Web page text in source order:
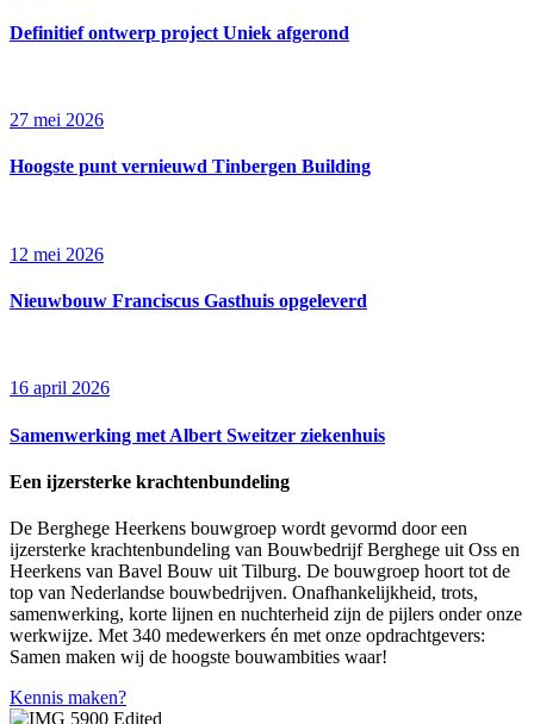
Definitief ontwerp project Uniek afgerond
27 mei 2026
Hoogste punt vernieuwd Tinbergen Building
12 mei 2026
Nieuwbouw Franciscus Gasthuis opgeleverd
16 april 2026
Samenwerking met Albert Sweitzer ziekenhuis
Een ijzersterke krachtenbundeling
De Berghege Heerkens bouwgroep wordt gevormd door een
ijzersterke krachtenbundeling van Bouwbedrijf Berghege uit Oss en
Heerkens van Bavel Bouw uit Tilburg. De bouwgroep hoort tot de
top van Nederlandse bouwbedrijven. Onafhankelijkheid, trots,
samenwerking, korte lijnen en nuchterheid zijn de pijlers onder onze
werkwijze. Met 340 medewerkers én met onze opdrachtgevers:
Samen maken wij de hoogste bouwambities waar!
Kennis maken?